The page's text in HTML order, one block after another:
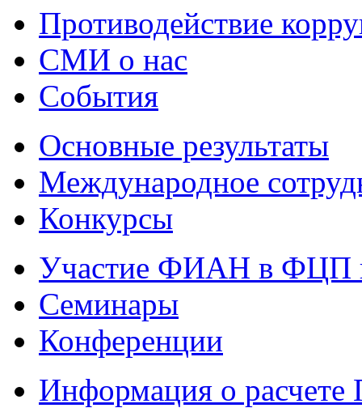
Противодействие
СМИ о нас
События
Основные результаты
Международное
Конкурсы
Участие ФИАН в ФЦП
Семинары
Конференции
Информация о